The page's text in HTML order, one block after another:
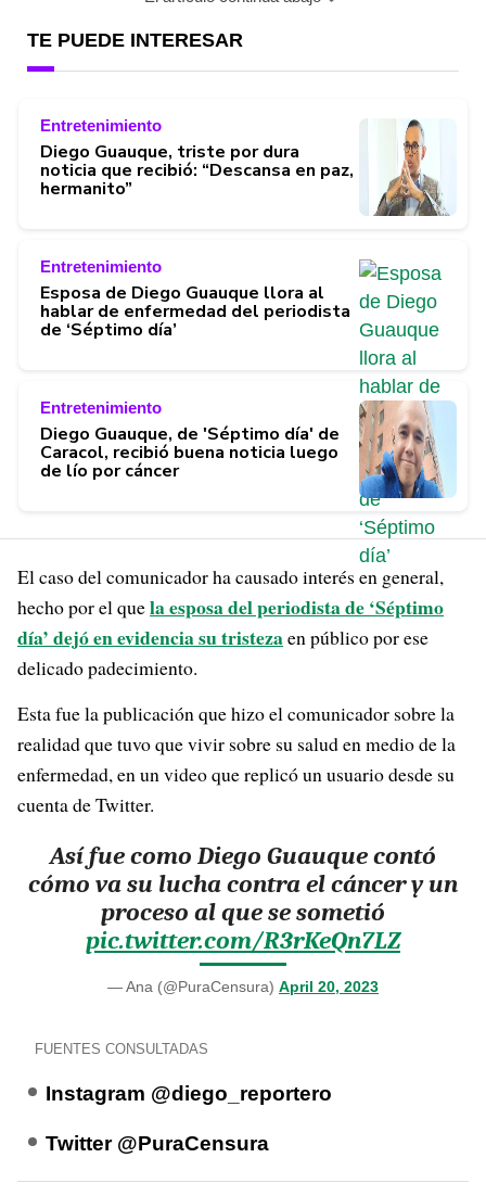
TE PUEDE INTERESAR
Entretenimiento
Diego Guauque, triste por dura
noticia que recibió: “Descansa en paz,
hermanito”
Entretenimiento
Esposa de Diego Guauque llora al
hablar de enfermedad del periodista
de ‘Séptimo día’
Entretenimiento
Diego Guauque, de 'Séptimo día' de
Caracol, recibió buena noticia luego
de lío por cáncer
El caso del comunicador ha causado interés en general,
hecho por el quela esposa del periodista de ‘Séptimo
día’ dejó en evidencia su tristezaen público por ese
delicado padecimiento.
Esta fue la publicación que hizo el comunicador sobre la
realidad que tuvo que vivir sobre su salud en medio de la
enfermedad, en un video que replicó un usuario desde su
cuenta de Twitter.
Así fue como Diego Guauque contó
cómo va su lucha contra el cáncer y un
proceso al que se sometió
pic.twitter.com/R3rKeQn7LZ
— Ana (@PuraCensura) April 20, 2023
FUENTES CONSULTADAS
Instagram @diego_reportero
Twitter @PuraCensura